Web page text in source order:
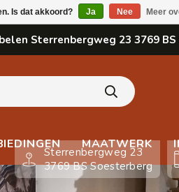
Sterrenbergweg 23 3769
MAATWERK
Sterrenbergweg 23
3769 BS Soesterberg
Is dat akkoord? Ja Nee Meer